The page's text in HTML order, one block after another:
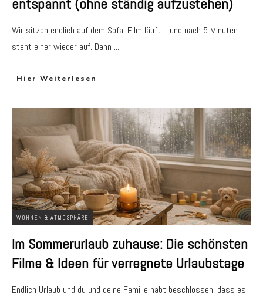
entspannt (ohne ständig aufzustehen)
Wir sitzen endlich auf dem Sofa, Film läuft… und nach 5 Minuten
steht einer wieder auf. Dann ...
Hier Weiterlesen
WOHNEN & ATMOSPHÄRE
Im Sommerurlaub zuhause: Die schönsten
Filme & Ideen für verregnete Urlaubstage
Endlich Urlaub und du und deine Familie habt beschlossen, dass es